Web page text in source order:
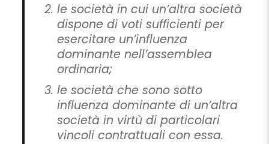
le società in cui un’altra società
dispone di voti sufficienti per
esercitare un’influenza
dominante nell’assemblea
ordinaria;
le società che sono sotto
influenza dominante di un’altra
società in virtù di particolari
vincoli contrattuali con essa.